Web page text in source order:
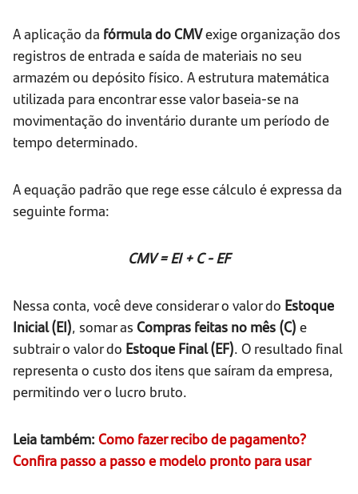
A aplicação da fórmula do CMVexige organização dos
registros de entrada e saída de materiais no seu
armazém ou depósito físico. A estrutura matemática
utilizada para encontrar esse valor baseia-se na
movimentação do inventário durante um período de
tempo determinado.
A equação padrão que rege esse cálculo é expressa da
seguinte forma:
CMV = EI + C - EF
Nessa conta, você deve considerar o valor do Estoque
Inicial (EI), somar as Compras feitas no mês (C) e
subtrair o valor do Estoque Final (EF). O resultado final
representa o custo dos itens que saíram da empresa,
permitindo ver o lucro bruto.
Leia também: Como fazer recibo de pagamento?
Confira passo a passo e modelo pronto para usar